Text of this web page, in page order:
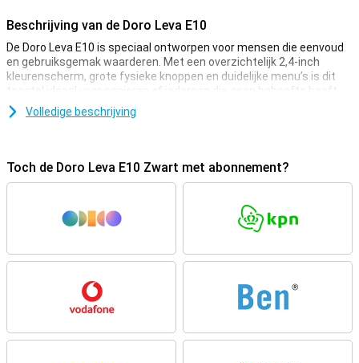
Beschrijving van de Doro Leva E10
De Doro Leva E10 is speciaal ontworpen voor mensen die eenvoud
en gebruiksgemak waarderen. Met een overzichtelijk 2,4-inch
kleurenscherm, grote fysieke knoppen en duidelijke menu’s is dit
toestel ideaal voor senioren of iedereen die geen behoefte heeft
aan ingewikkelde smartphones. Dankzij 4G-bellen hoor je
gesprekken extra helder en via de noodknop waarschuw je direct
Alarmfunctie
Een van de grootste voordelen van de Doro Leva E10 is de noodknop
waarschuwing naar een vooraf ingestelde contactpersoon. Dat
geeft een veilig gevoel, vooral als je vaak alleen onderweg bent.
via 4G, wat zorgt voor extra heldere gesprekken. Zo blijf je altijd
Naast bellen en sms’en biedt deze gsm ook leuke en handige
Volledige beschrijving
Toch de Doro Leva E10 Zwart met abonnement?